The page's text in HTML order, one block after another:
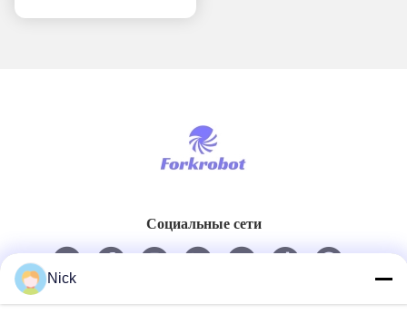
Burr Removal
Социальные сети
Быстрый контакт
Nick